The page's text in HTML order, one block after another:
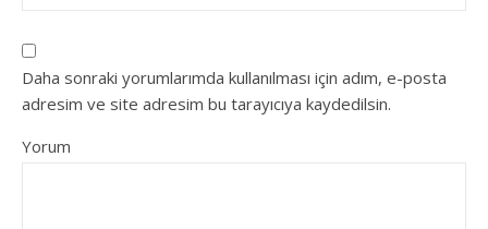
Daha sonraki yorumlarımda kullanılması için adım, e-posta
adresim ve site adresim bu tarayıcıya kaydedilsin.
Yorum